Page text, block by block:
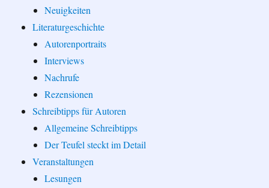
Neuigkeiten
Literaturgeschichte
Autorenportraits
Interviews
Nachrufe
Rezensionen
Schreibtipps für Autoren
Allgemeine Schreibtipps
Der Teufel steckt im Detail
Veranstaltungen
Lesungen